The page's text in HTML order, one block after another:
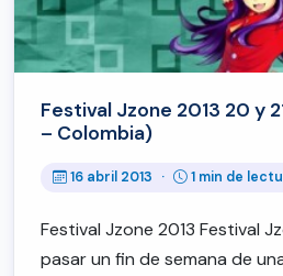
Festival Jzone 2013 20 y
– Colombia)
16 abril 2013 · 1 min de
Festival Jzone 2013 Festival
pasar un fin de semana de